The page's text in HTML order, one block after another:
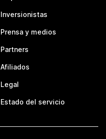
Inversionistas
Prensa y medios
Partners
Afiliados
Legal
Estado del servicio